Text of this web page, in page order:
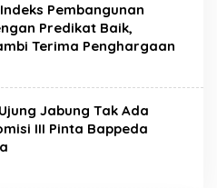
Pembangunan
Predikat Baik,
Terima Penghargaan
Jabung Tak Ada
III Pinta Bappeda